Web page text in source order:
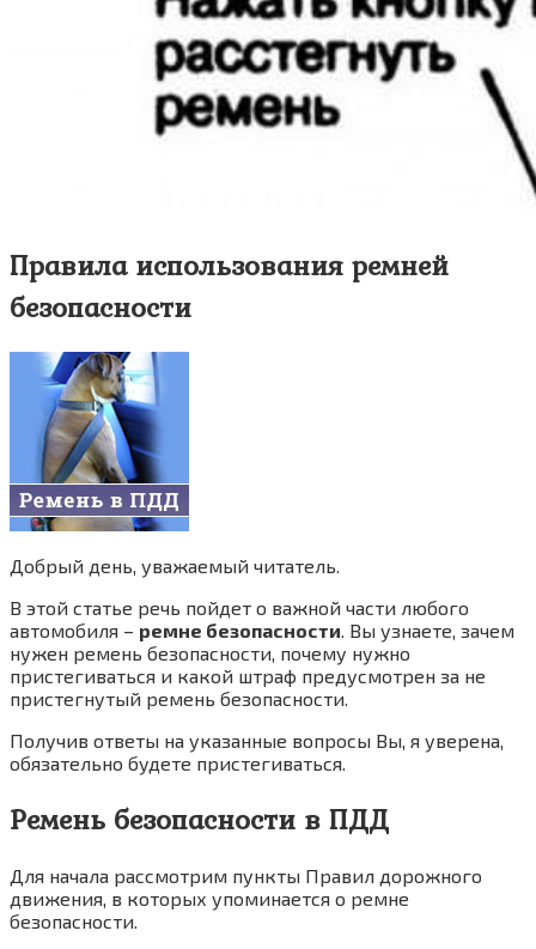
Правила использования ремней
безопасности
Добрый день, уважаемый читатель.
В этой статье речь пойдет о важной части любого
автомобиля – ремне безопасности. Вы узнаете, зачем
нужен ремень безопасности, почему нужно
пристегиваться и какой штраф предусмотрен за не
пристегнутый ремень безопасности.
Получив ответы на указанные вопросы Вы, я уверена,
обязательно будете пристегиваться.
Ремень безопасности в ПДД
Для начала рассмотрим пункты Правил дорожного
движения, в которых упоминается о ремне
безопасности.